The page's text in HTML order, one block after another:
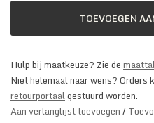
TOEVOEGEN
Hulp bij maatkeuze? Zie de
Niet helemaal naar wens? Orders
retourportaalgestuurd worden.
Aan verlanglijst toevoegen/